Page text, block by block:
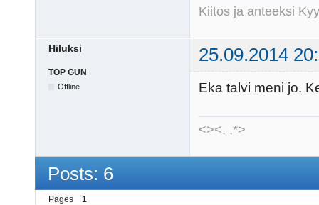
Kiitos ja anteeksi
Hiluksi 25.09.2014
TOP GUN
Offline Eka talvi meni jo.
<><, ,*>
Posts: 6
Pages 1